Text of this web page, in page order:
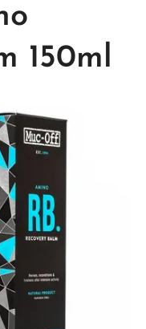
150ml